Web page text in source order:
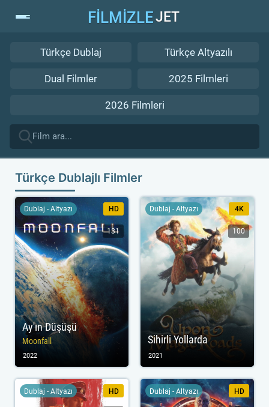
FİLMİZLEJET
Türkçe Dublaj Türkçe Altyazılı
Dual Filmler 2025 Filmleri
2026 Filmleri
Türkçe Dublajlı Filmler
Ay'ın Düşüşü
Moonfall
Dublaj - Altyazı HD
131
2022
Sihirli Yollarda
Dublaj - Altyazı 4K
100
2021
Dublaj - Altyazı HD Dublaj - Altyazı HD